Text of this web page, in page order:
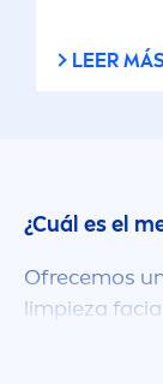
LEER
¿Cuál es el
Ofrecemos
limpieza
de piel.